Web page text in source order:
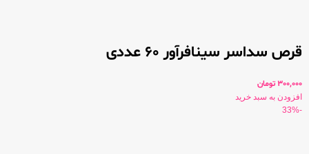
قرص سداسر سینافرآور 60 عددی
300,000 تومان
افزودن به سبد خرید
-33%